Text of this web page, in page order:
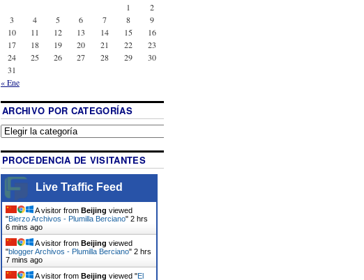
1
2
3
4 5 6 7 8
9
10
11 12 13 14 15
16
17
18 19 20 21 22
23
24
25 26 27 28 29
30
31
« Ene
ARCHIVO POR CATEGORÍAS
PROCEDENCIA DE VISITANTES
Live Traffic Feed
A visitor from Beijing viewed
"Bierzo Archivos - Plumilla Berciano" 2 hrs
6 mins ago
A visitor from Beijing viewed
"blogger Archivos - Plumilla Berciano" 2 hrs
7 mins ago
A visitor from Beijing viewed "El